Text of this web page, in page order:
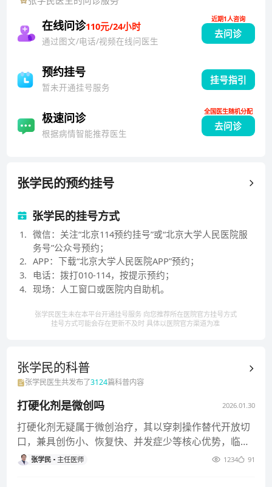
净化专业委员会血液净化通路血组委员，中国微循环学
会血管疾病专业委员会委员。在国内较早开展主动脉缩
窄的介入治疗。首次发现并阐述源自第四腮弓的动脉瘤
主动脉腔内治疗206例，其他动脉手术300例。
在线问诊110元/24小时
通过图文/电话/视频在线问医生
去问诊
近期1人咨询
预约挂号
暂未开通挂号服务
挂号指引
极速问诊
根据病情智能推荐医生
去问诊
全国医生随机分配
张学民的预约挂号
张学民的挂号方式
1. 微信：关注“北京114预约挂号”或“北京大学人民医院服
务号”公众号预约；
2. APP：下载“北京大学人民医院APP”预约；
3. 电话：拨打010-114，按提示预约；
4. 现场：人工窗口或医院内自助机。
张学民医生未在本平台开通挂号服务 向您推荐所在医院官方挂号方式
挂号方式可能会存在更新不及时 具体以医院官方渠道为准
张学民的科普
张学民医生共发布了3124篇科普内容
打硬化剂是微创吗 2026.01.30
打硬化剂无疑属于微创治疗，其以穿刺操作替代开放切
口，兼具创伤小、恢复快、并发症少等核心优势，临床
应用中需明确其微创属性的
张学民 主任医师 1234 91